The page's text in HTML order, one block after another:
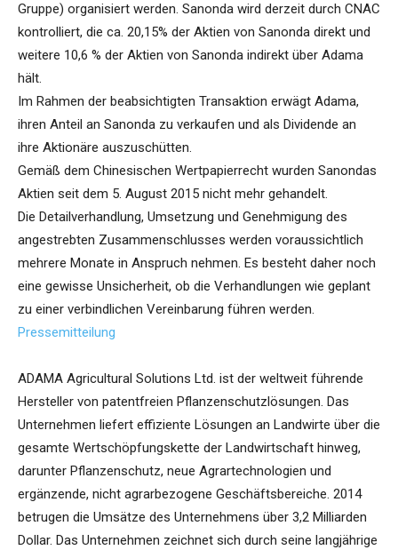
Gruppe) organisiert werden. Sanonda wird derzeit durch CNAC
kontrolliert, die ca. 20,15% der Aktien von Sanonda direkt und
weitere 10,6 % der Aktien von Sanonda indirekt über Adama
hält.
Im Rahmen der beabsichtigten Transaktion erwägt Adama,
ihren Anteil an Sanonda zu verkaufen und als Dividende an
ihre Aktionäre auszuschütten.
Gemäß dem Chinesischen Wertpapierrecht wurden Sanondas
Aktien seit dem 5. August 2015 nicht mehr gehandelt.
Die Detailverhandlung, Umsetzung und Genehmigung des
angestrebten Zusammenschlusses werden voraussichtlich
mehrere Monate in Anspruch nehmen. Es besteht daher noch
eine gewisse Unsicherheit, ob die Verhandlungen wie geplant
zu einer verbindlichen Vereinbarung führen werden.
Pressemitteilung
ADAMA Agricultural Solutions Ltd. ist der weltweit führende
Hersteller von patentfreien Pflanzenschutzlösungen. Das
Unternehmen liefert effiziente Lösungen an Landwirte über die
gesamte Wertschöpfungskette der Landwirtschaft hinweg,
darunter Pflanzenschutz, neue Agrartechnologien und
ergänzende, nicht agrarbezogene Geschäftsbereiche. 2014
betrugen die Umsätze des Unternehmens über 3,2 Milliarden
Dollar. Das Unternehmen zeichnet sich durch seine langjährige